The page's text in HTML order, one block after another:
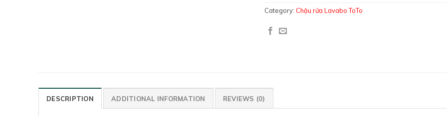
Category: Chậu rửa Lavabo ToTo
DESCRIPTION ADDITIONAL INFORMATION REVIEWS (0)